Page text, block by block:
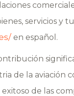
servicios
en español.
de la aviación
de las